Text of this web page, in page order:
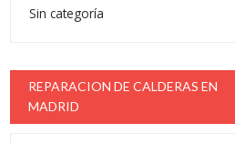
Sin categoría
REPARACION DE CALDERAS EN
MADRID